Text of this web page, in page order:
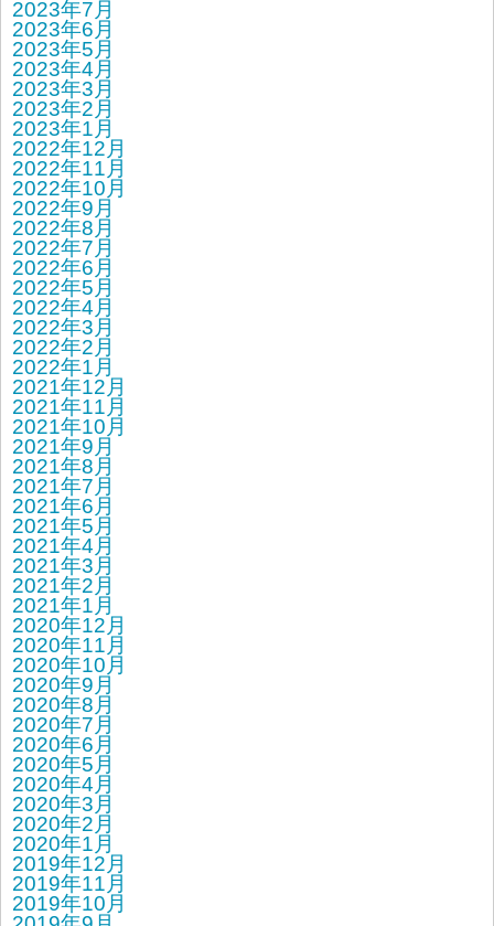
2023年7月
2023年6月
2023年5月
2023年4月
2023年3月
2023年2月
2023年1月
2022年12月
2022年11月
2022年10月
2022年9月
2022年8月
2022年7月
2022年6月
2022年5月
2022年4月
2022年3月
2022年2月
2022年1月
2021年12月
2021年11月
2021年10月
2021年9月
2021年8月
2021年7月
2021年6月
2021年5月
2021年4月
2021年3月
2021年2月
2021年1月
2020年12月
2020年11月
2020年10月
2020年9月
2020年8月
2020年7月
2020年6月
2020年5月
2020年4月
2020年3月
2020年2月
2020年1月
2019年12月
2019年11月
2019年10月